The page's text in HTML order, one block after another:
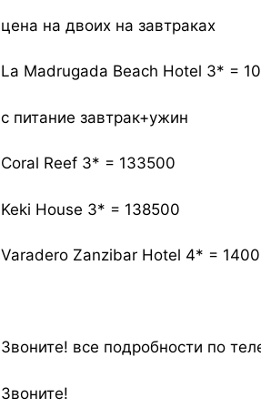
цена на двоих на завтраках
La Madrugada Beach Hotel 3* =
с питание завтрак+ужин
Coral Reef 3* = 133500
Keki House 3* = 138500
Varadero Zanzibar Hotel 4* =
Звоните! все подробности по
Звоните!